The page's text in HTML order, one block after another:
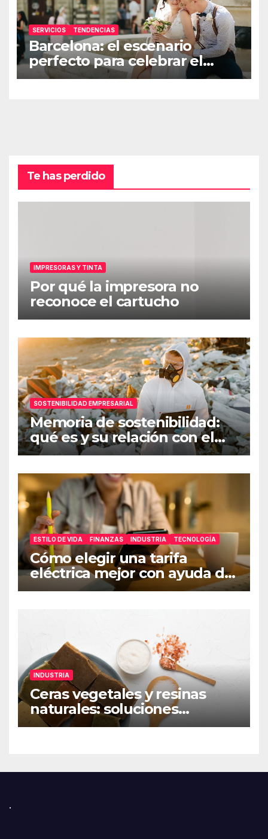
SERVICIOS TENDENCIAS
Barcelona: el escenario
perfecto para celebrar el
amor
Te has perdido
IMPRESORAS Y TINTA
Por qué la impresora no
reconoce el cartucho
SOSTENIBILIDAD EMPRESARIAL
Memoria de sostenibilidad:
qué es y su relación con el
ESG
ESTILO DE VIDA FINANZAS INDUSTRIA TECNOLOGÍA
Cómo elegir una tarifa
eléctrica mejor con ayuda de
una app de ahorro
INDUSTRIA
Ceras vegetales y resinas
naturales: soluciones
sostenibles para
.